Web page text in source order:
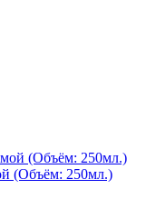
(Объём: 250мл.)